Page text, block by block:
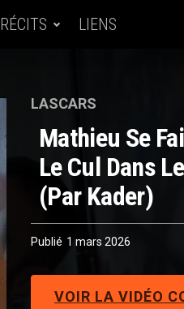
RÉCITS LIENS
LASCARS
Mathieu Se
Le Cul Dans
(par Kader)
Publié 1 mars 2026
VOIR LA VIDÉO